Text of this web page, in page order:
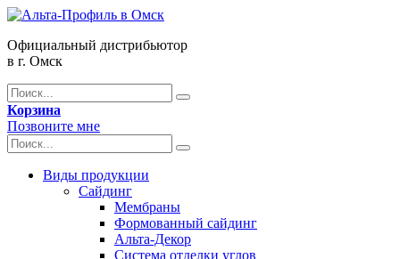
Официальный дистрибьютор
в г. Омск
Корзина
Позвоните мне
Виды продукции
Сайдинг
Мембраны
Формованный сайдинг
Альта-Декор
Система отделки углов